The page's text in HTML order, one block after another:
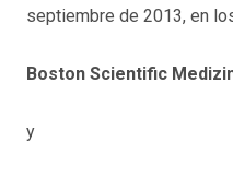
septiembre de 2013, en
Boston Scientific
y